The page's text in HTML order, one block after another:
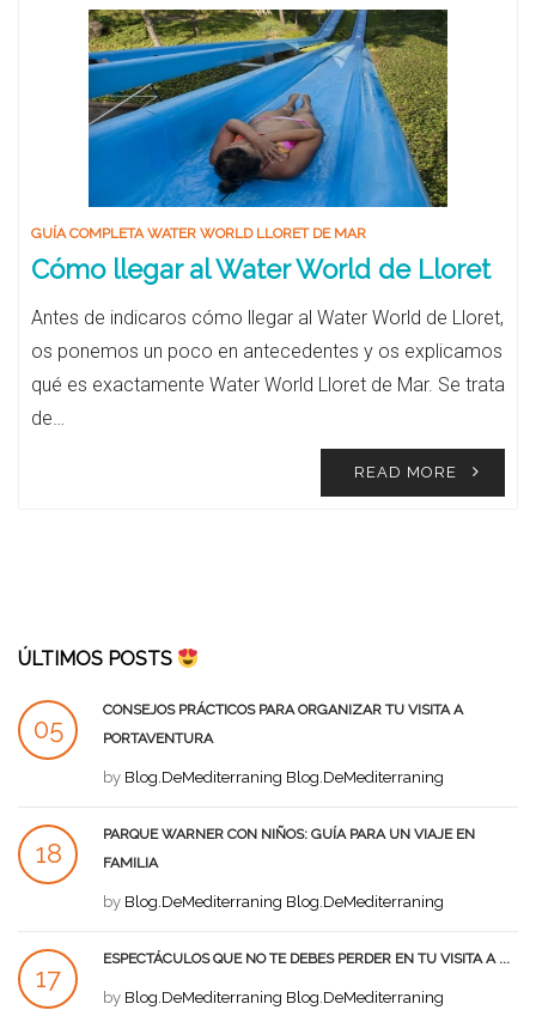
GUÍA COMPLETA WATER WORLD LLORET DE MAR
Cómo llegar al Water World de Lloret
Antes de indicaros cómo llegar al Water World de Lloret,
os ponemos un poco en antecedentes y os explicamos
qué es exactamente Water World Lloret de Mar. Se trata
de…
READ MORE
ÚLTIMOS POSTS
05
CONSEJOS PRÁCTICOS PARA ORGANIZAR TU VISITA A
PORTAVENTURA
by Blog.DeMediterraning Blog.DeMediterraning
18
PARQUE WARNER CON NIÑOS: GUÍA PARA UN VIAJE EN
FAMILIA
by Blog.DeMediterraning Blog.DeMediterraning
17
ESPECTÁCULOS QUE NO TE DEBES PERDER EN TU VISITA A ...
by Blog.DeMediterraning Blog.DeMediterraning